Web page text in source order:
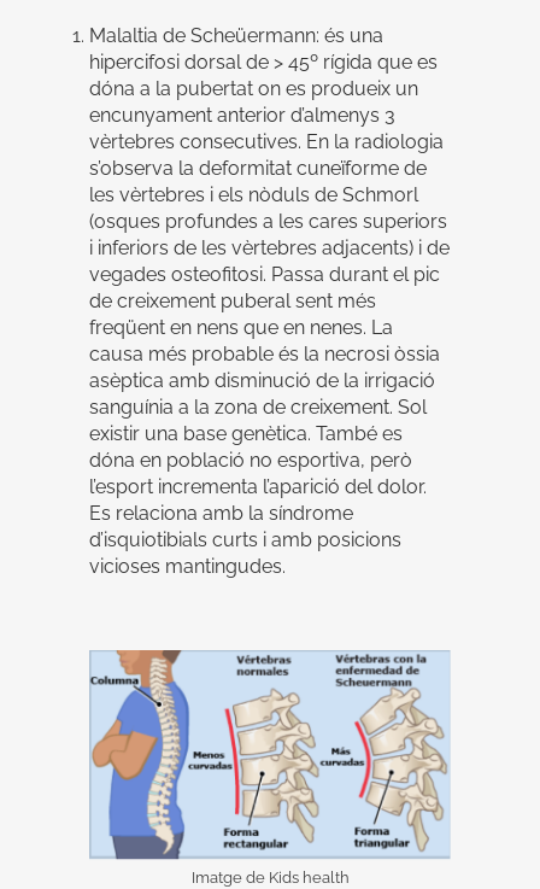
Malaltia de Scheüermann: és una
hipercifosi dorsal de > 45º rígida que es
dóna a la pubertat on es produeix un
encunyament anterior d’almenys 3
vèrtebres consecutives. En la radiologia
s’observa la deformitat cuneïforme de
les vèrtebres i els nòduls de Schmorl
(osques profundes a les cares superiors
i inferiors de les vèrtebres adjacents) i de
vegades osteofitosi. Passa durant el pic
de creixement puberal sent més
freqüent en nens que en nenes. La
causa més probable és la necrosi òssia
asèptica amb disminució de la irrigació
sanguínia a la zona de creixement. Sol
existir una base genètica. També es
dóna en població no esportiva, però
l’esport incrementa l’aparició del dolor.
Es relaciona amb la síndrome
d’isquiotibials curts i amb posicions
vicioses mantingudes.
Imatge de Kids health